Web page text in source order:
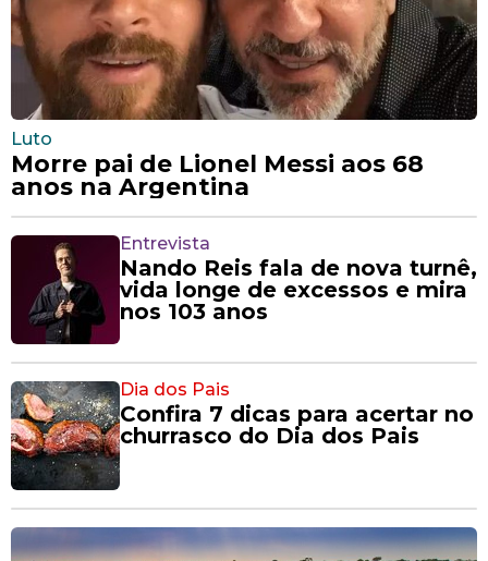
Luto
Morre pai de Lionel Messi aos 68
anos na Argentina
Entrevista
Nando Reis fala de nova turnê,
vida longe de excessos e mira
nos 103 anos
Dia dos Pais
Confira 7 dicas para acertar no
churrasco do Dia dos Pais